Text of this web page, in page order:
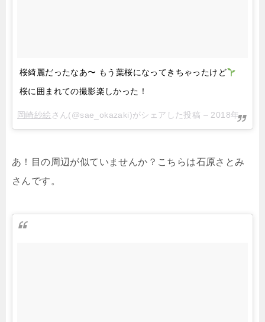
桜綺麗だったなあ〜 もう葉桜になってきちゃったけど
桜に囲まれての撮影楽しかった！
岡崎紗絵 さん(@sae_okazaki)がシェアした投稿 – 2018年 4月月7日午前2時43分PDT
あ！目の周辺が似ていませんか？こちらは石原さとみ
さんです。